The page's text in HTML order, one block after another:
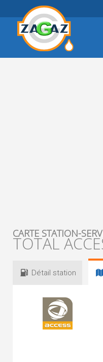
CARTE STATION-
TOTAL
Détail station